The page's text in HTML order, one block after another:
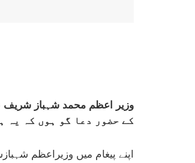
کے حضور دعا گو ہوں کہ یہ
اپنے پیغام میں وزیراعظم